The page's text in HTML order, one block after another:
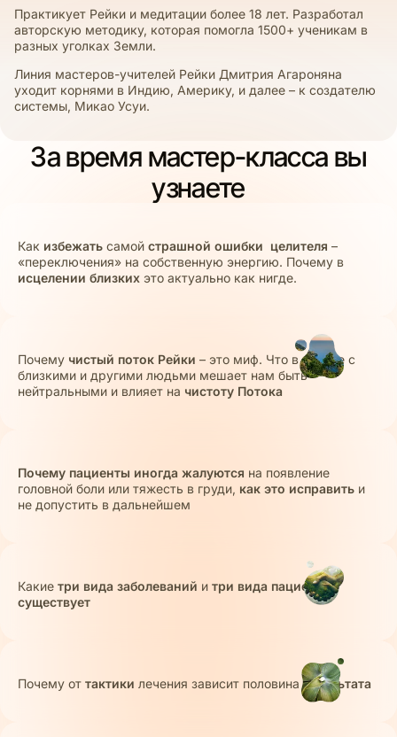
Практикует Рейки и медитации более 18 лет. Разработал
авторскую методику, которая помогла 1500+ ученикам в
разных уголках Земли.
Линия мастеров-учителей Рейки Дмитрия Агароняна
уходит корнями в Индию, Америку, и далее – к создателю
системы, Микао Усуи.
За время мастер-класса вы
узнаете
Как избежать самой страшной ошибки целителя –
«переключения» на собственную энергию. Почему в
исцелении близких это актуально как нигде.
Почему чистый поток Рейки – это миф. Что в работе с
близкими и другими людьми мешает нам быть
нейтральными и влияет на чистоту Потока
Почему пациенты иногда жалуются на появление
головной боли или тяжесть в груди, как это исправить и
не допустить в дальнейшем
Какие три вида заболеваний и три вида пациентов
существует
Почему от тактики лечения зависит половинарезультата